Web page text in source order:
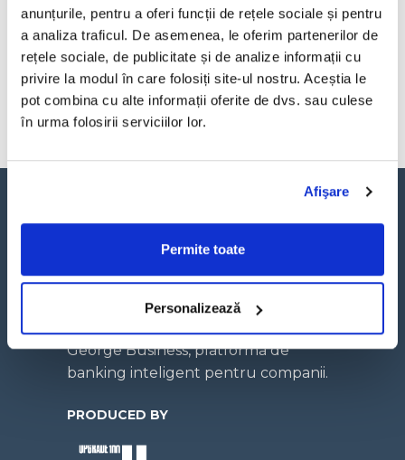
anunțurile, pentru a oferi funcții de rețele sociale și pentru
a analiza traficul. De asemenea, le oferim partenerilor de
rețele sociale, de publicitate și de analize informații cu
privire la modul în care folosiți site-ul nostru. Aceștia le
pot combina cu alte informații oferite de dvs. sau culese
în urma folosirii serviciilor lor.
Afişare
Permite toate
Personalizează
BUSINESS INTELLIGENCE
BUSINESS INTELLIGENCE |
O afacere nu poate avea
succes azi fără date clare,
obținute și analizate în
timp real
Un concept hybrid media creat de
George Business, platforma de
banking inteligent pentru companii.
PRODUCED BY